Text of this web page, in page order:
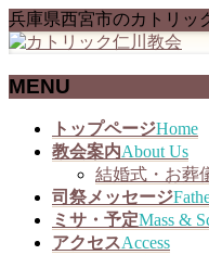
兵庫県西宮市のカトリッ
MENU
トップページHome
教会案内About Us
結婚式・お葬
司祭メッセージ
ミサ・予定Mass &
アクセスAccess